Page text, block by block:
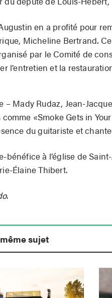
en a profité pour
Micheline Bertrand.
par le Comité de
l’entretien et la
– Mady Rudaz, Jean-
«Smoke Gets in
du guitariste et
à l’église de
Élaine Thibert.
.
sujet